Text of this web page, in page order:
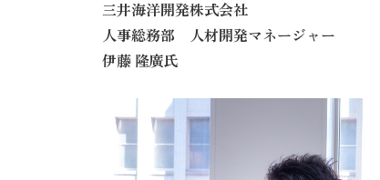
三井海洋開発株式会社
人事総務部 人材開発マネージャー
伊藤 隆廣氏